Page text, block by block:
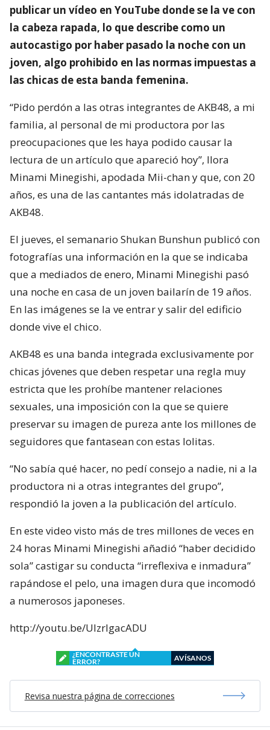
publicar un vídeo en YouTube donde se la ve con
la cabeza rapada, lo que describe como un
autocastigo por haber pasado la noche con un
joven, algo prohibido en las normas impuestas a
las chicas de esta banda femenina.
“Pido perdón a las otras integrantes de AKB48, a mi
familia, al personal de mi productora por las
preocupaciones que les haya podido causar la
lectura de un artículo que apareció hoy”, llora
Minami Minegishi, apodada Mii-chan y que, con 20
años, es una de las cantantes más idolatradas de
AKB48.
El jueves, el semanario Shukan Bunshun publicó con
fotografías una información en la que se indicaba
que a mediados de enero, Minami Minegishi pasó
una noche en casa de un joven bailarín de 19 años.
En las imágenes se la ve entrar y salir del edificio
donde vive el chico.
AKB48 es una banda integrada exclusivamente por
chicas jóvenes que deben respetar una regla muy
estricta que les prohíbe mantener relaciones
sexuales, una imposición con la que se quiere
preservar su imagen de pureza ante los millones de
seguidores que fantasean con estas lolitas.
“No sabía qué hacer, no pedí consejo a nadie, ni a la
productora ni a otras integrantes del grupo”,
respondió la joven a la publicación del artículo.
En este video visto más de tres millones de veces en
24 horas Minami Minegishi añadió “haber decidido
sola” castigar su conducta “irreflexiva e inmadura”
rapándose el pelo, una imagen dura que incomodó
a numerosos japoneses.
http://youtu.be/UlzrIgacADU
¿ENCONTRASTE UN
ERROR?
AVÍSANOS
Revisa nuestra página de correcciones